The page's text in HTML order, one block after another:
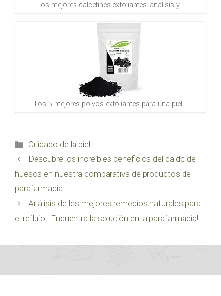
Los mejores calcetines exfoliantes: análisis y…
Los 5 mejores polvos exfoliantes para una piel…
Categorías
Cuidado de la piel
Descubre los increíbles beneficios del caldo de
huesos en nuestra comparativa de productos de
parafarmacia
Análisis de los mejores remedios naturales para
el reflujo: ¡Encuentra la solución en la parafarmacia!